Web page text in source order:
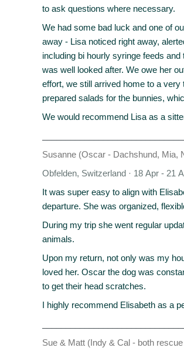
to ask questions where necessary.
We had some bad luck and one of
away - Lisa noticed right away,
including bi hourly syringe feeds
was well looked after. We owe her
effort, we still arrived home to a
prepared salads for the bunnies,
We would recommend Lisa as a
Susanne (Oscar - Dachshund, Mia,
Obfelden, Switzerland · 18 Apr - 21
It was super easy to align with
departure. She was organized,
During my trip she went regular
animals.
Upon my return, not only was my
loved her. Oscar the dog was
to get their head scratches.
I highly recommend Elisabeth as a
Sue & Matt (Indy & Cal - both